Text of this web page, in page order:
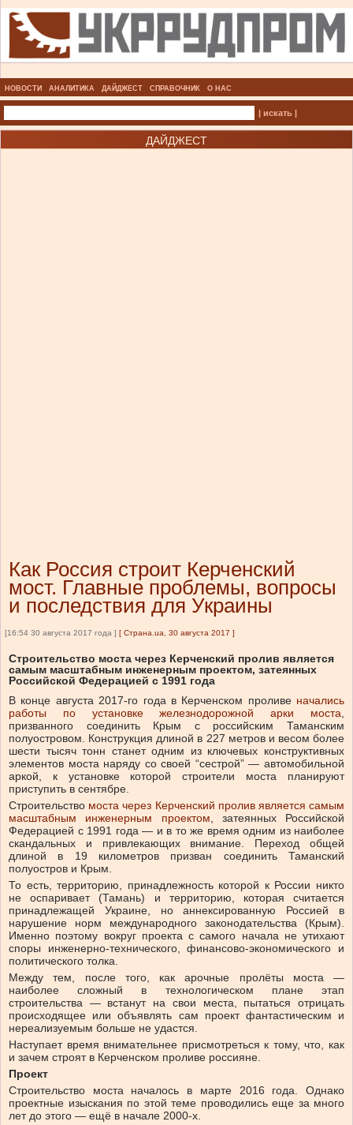
НОВОСТИ АНАЛИТИКА ДАЙДЖЕСТ СПРАВОЧНИК О НАС
| искать |
ДАЙДЖЕСТ
Как Россия строит Керченский
мост. Главные проблемы, вопросы
и последствия для Украины
[16:54 30 августа 2017 года ] [ Страна.ua, 30 августа 2017 ]
Строительство моста через Керченский пролив является
самым масштабным инженерным проектом, затеянных
Российской Федерацией с 1991 года
В конце августа 2017-го года в Керченском проливе начались
работы по установке железнодорожной арки моста,
призванного соединить Крым с российским Таманским
полуостровом. Конструкция длиной в 227 метров и весом более
шести тысяч тонн станет одним из ключевых конструктивных
элементов моста наряду со своей “сестрой” — автомобильной
аркой, к установке которой строители моста планируют
приступить в сентябре.
Строительство моста через Керченский пролив является самым
масштабным инженерным проектом, затеянных Российской
Федерацией с 1991 года — и в то же время одним из наиболее
скандальных и привлекающих внимание. Переход общей
длиной в 19 километров призван соединить Таманский
полуостров и Крым.
То есть, территорию, принадлежность которой к России никто
не оспаривает (Тамань) и территорию, которая считается
принадлежащей Украине, но аннексированную Россией в
нарушение норм международного законодательства (Крым).
Именно поэтому вокруг проекта с самого начала не утихают
споры инженерно-технического, финансово-экономического и
политического толка.
Между тем, после того, как арочные пролёты моста —
наиболее сложный в технологическом плане этап
строительства — встанут на свои места, пытаться отрицать
происходящее или объявлять сам проект фантастическим и
нереализуемым больше не удастся.
Наступает время внимательнее присмотреться к тому, что, как
и зачем строят в Керченском проливе россияне.
Проект
Строительство моста началось в марте 2016 года. Однако
проектные изыскания по этой теме проводились еще за много
лет до этого — ещё в начале 2000-х.